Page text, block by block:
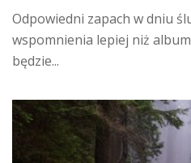
Odpowiedni zapach w dniu
wspomnienia lepiej niż
będzie...